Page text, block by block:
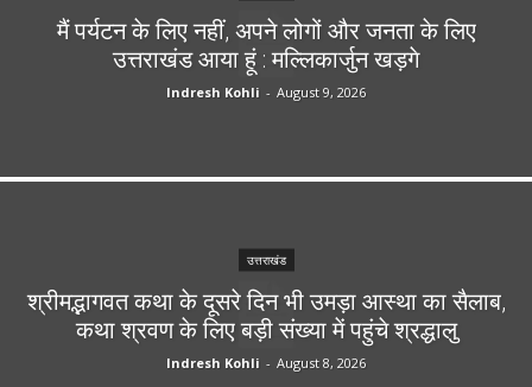
मैं पर्यटन के लिए नहीं, अपने लोगों और जनता के लिए
उत्तराखंड आया हूं : मल्लिकार्जुन खड़गे
Indresh Kohli - August 9, 2026
उत्तराखंड
श्रीमद्भागवत कथा के दूसरे दिन भी उमड़ा आस्था का सैलाब,
कथा श्रवण के लिए बड़ी संख्या में पहुंचे श्रद्धालु
Indresh Kohli - August 8, 2026